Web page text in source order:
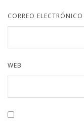
CORREO ELECTRÓNICO
WEB